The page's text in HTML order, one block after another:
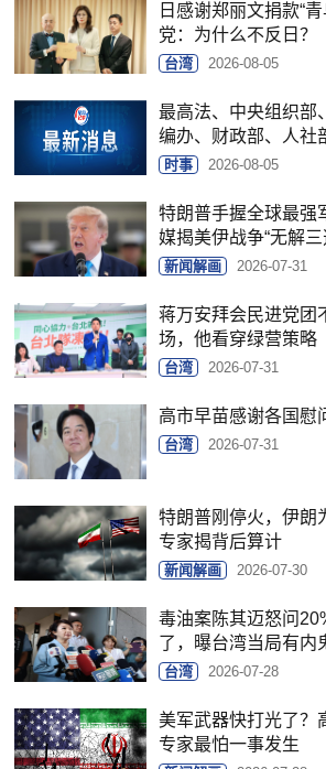
日感谢郑丽文捐款“
党：为什么不反日？
台湾 2026-08-05
最高法、中央组织部
编办、财政部、人社
时事 2026-08-05
特朗普手握全球最强
媒揭美伊战争“无解三
新闻解画 2026-07-31
蒋万安拜会民进党团
场，他看穿绿营策略
台湾 2026-07-31
高市早苗感谢各国慰
台湾 2026-07-31
特朗普刚停火，伊朗
专家揭背后算计
新闻解画 2026-07-30
毒油案陈其迈怒问
了，曝台湾当局有内
台湾 2026-07-28
美军武器快打光了？
专家最怕一事发生